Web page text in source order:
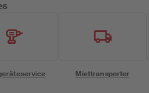
Miettransporter